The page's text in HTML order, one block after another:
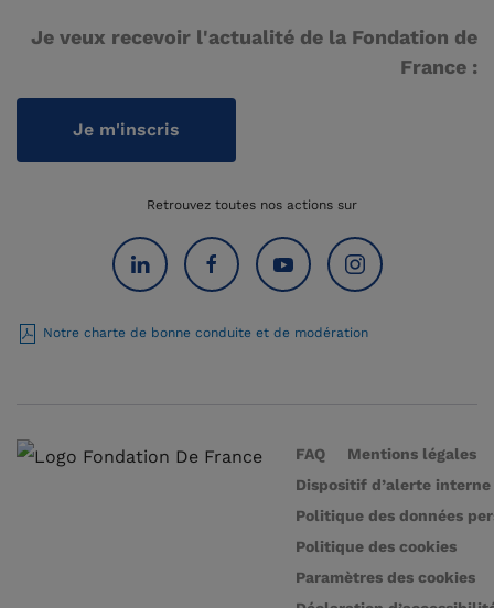
Je veux recevoir l'actualité de la Fondation de
France :
Je m'inscris
Retrouvez toutes nos actions sur
Notre charte de bonne conduite et de modération
FAQ
Mentions légales
Dispositif d’alerte interne
Politique des données
Politique des cookies
Paramètres des cookies